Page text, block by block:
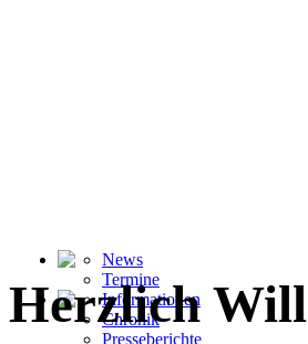
News
Termine
Informationen
Chronik
Presseberichte
Herzlich